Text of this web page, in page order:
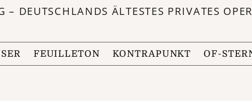
– DEUTSCHLANDS ÄLTESTES PRIVATES
FEUILLETON KONTRAPUNKT OF-